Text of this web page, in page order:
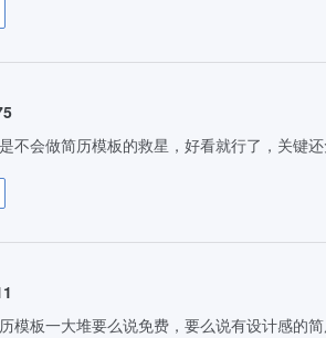
不会做简历模板的救星，好看就行了，关键
模板一大堆要么说免费，要么说有设计感的